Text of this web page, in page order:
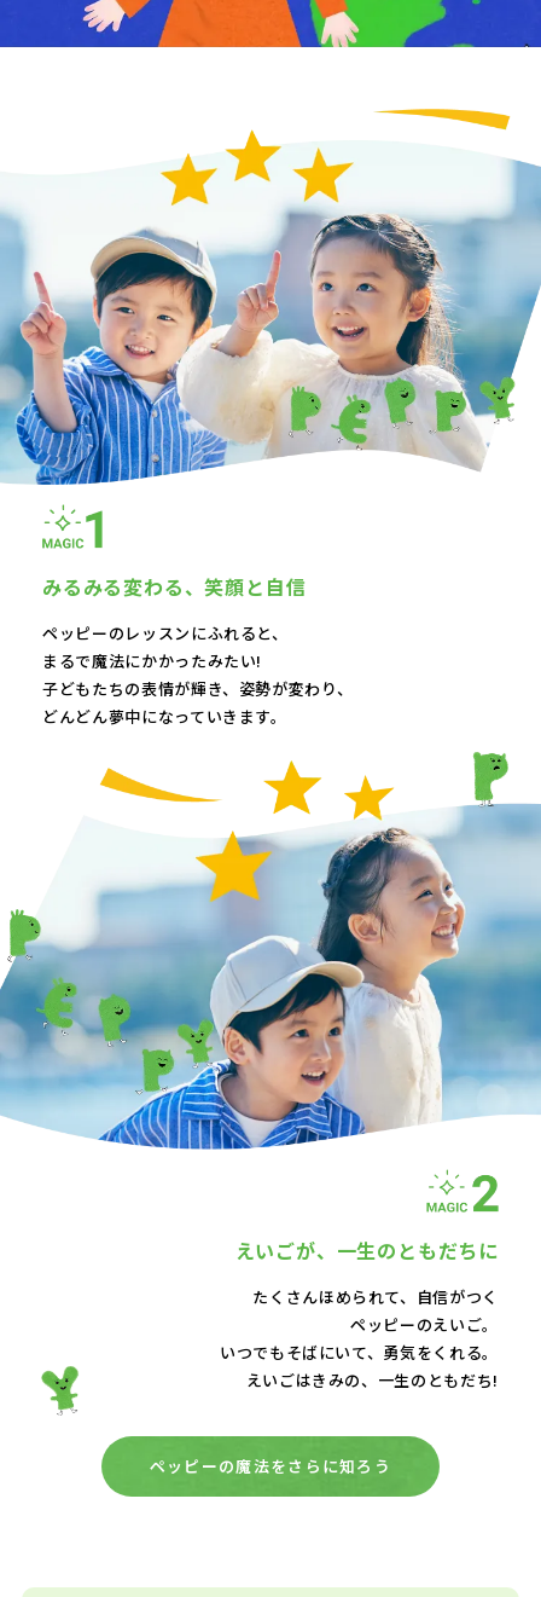
みるみる変わる、笑顔と自信
ペッピーのレッスンにふれると、
まるで魔法にかかったみたい!
子どもたちの表情が輝き、 姿勢が変わり、
どんどん夢中になっていきます。
えいごが、 一生のともだちに
たくさんほめられて、自信がつく
ペッピーのえいご。
いつでもそばにいて、 勇気をくれる。
えいごはきみの、一生のともだち!
ペッピーの魔法をさらに知ろう